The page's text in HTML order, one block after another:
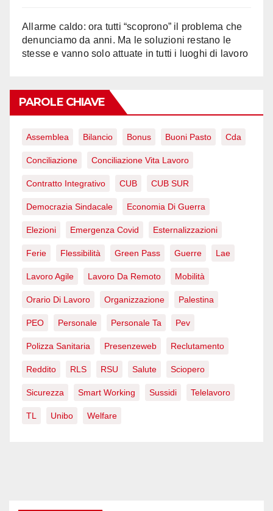
Allarme caldo: ora tutti “scoprono” il problema che
denunciamo da anni. Ma le soluzioni restano le
stesse e vanno solo attuate in tutti i luoghi di lavoro
PAROLE CHIAVE
Assemblea Bilancio Bonus Buoni Pasto Cda
Conciliazione Conciliazione Vita Lavoro
Contratto Integrativo CUB CUB SUR
Democrazia Sindacale Economia Di Guerra
Elezioni Emergenza Covid Esternalizzazioni
Ferie Flessibilità Green Pass Guerre Lae
Lavoro Agile Lavoro Da Remoto Mobilità
Orario Di Lavoro Organizzazione Palestina
PEO Personale Personale Ta Pev
Polizza Sanitaria Presenzeweb Reclutamento
Reddito RLS RSU Salute Sciopero
Sicurezza Smart Working Sussidi Telelavoro
TL Unibo Welfare